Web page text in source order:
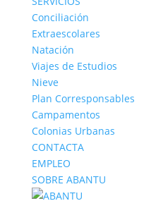
Conciliación
Extraescolares
Natación
Viajes de Estudios
Nieve
Plan Corresponsables
Campamentos
Colonias Urbanas
CONTACTA
EMPLEO
SOBRE ABANTU